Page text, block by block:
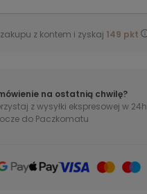
z kontem i zyskaj 149 pkt
na ostatnią chwilę?
z wysyłki ekspresowej w 24h
do Paczkomatu